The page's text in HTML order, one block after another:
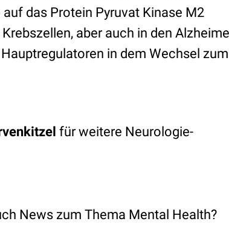
das Protein Pyruvat Kinase M2
aber auch in den
in dem Wechsel zum
für weitere Neurologie-
News zum Thema Mental Health?